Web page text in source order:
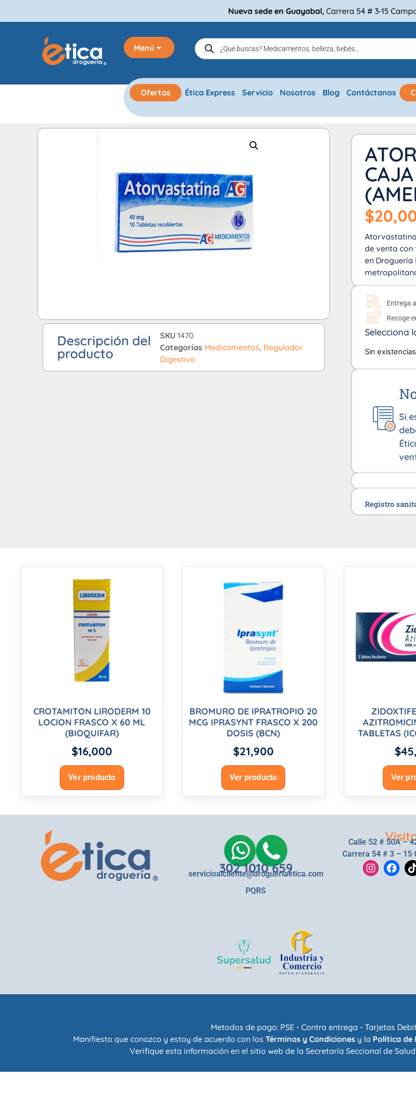
Nueva sede en Guayabal, Carrera 54 # 3-15
Menú
Ofertas Ética Express Servicio Nosotros Blog Contáctanos
Descripción del
producto
SKU1470
Categorías Medicamentos, Regulador
Digestivo
$
de venta
en Droguería
Entrega
Recoge
Selecciona
Sin existencias
Si
Registro
CROTAMITON LIRODERM 10
LOCION FRASCO X 60 ML
(BIOQUIFAR)
$16,000
Ver producto
BROMURO DE IPRATROPIO 20
MCG IPRASYNT FRASCO X 200
DOSIS (BCN)
$21,900
Ver producto
TABLETAS
$
Ver
302 1010 659
servicioalcliente@drogueriaetica.com
PQRS
Calle 52 # 50A –
Carrera 54 # 3 – 15
Metodos de pago: PSE - Contra entrega - Tarjetas
Manifiesto que conozco y estoy de acuerdo con los Términos y Condiciones y la Política de
Verifique esta información en el sitio web de la Secretaría Seccional de